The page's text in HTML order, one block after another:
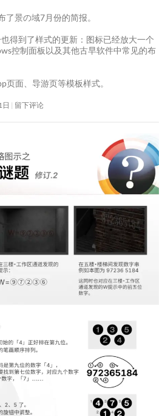
景の域7月份的简报。
得到了样式的更新：图标已经放大一个
控制面板以及其他古早软件中常见的布
页面、导游页等模板样式。
留下评论